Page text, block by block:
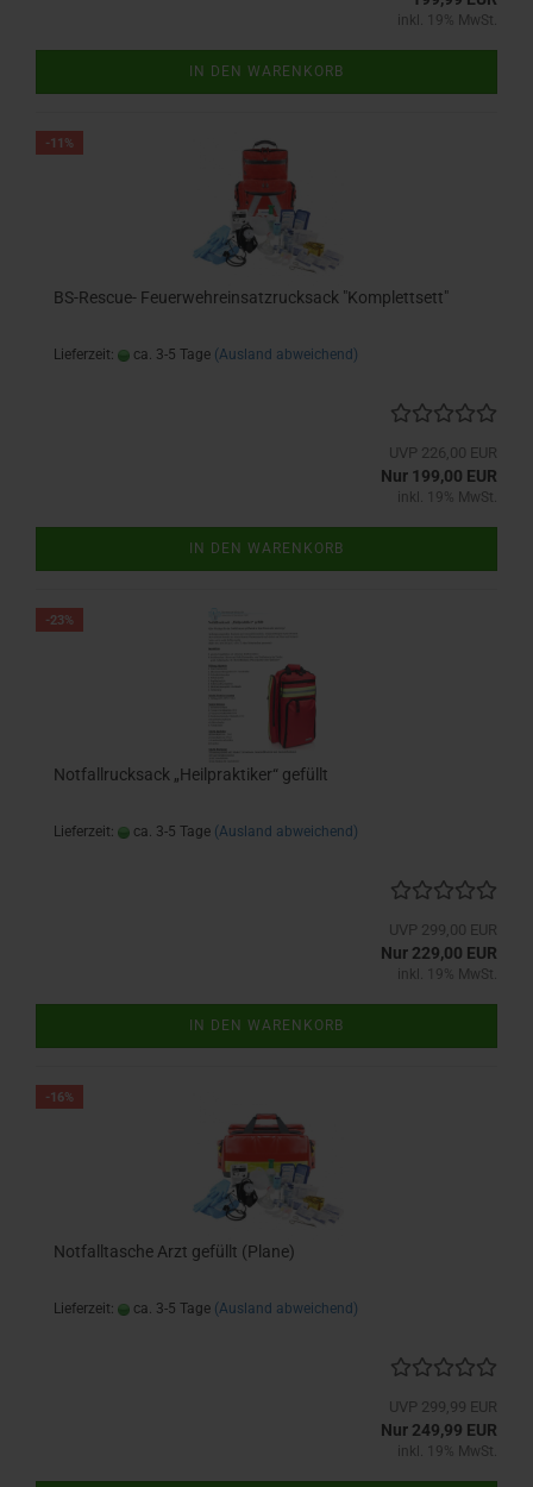
inkl. 19% MwSt.
IN DEN WARENKORB
-11%
BS-Rescue- Feuerwehreinsatzrucksack "Komplettsett"
Lieferzeit: ca. 3-5 Tage (Ausland abweichend)
UVP 226,00 EUR
Nur 199,00 EUR
inkl. 19% MwSt.
IN DEN WARENKORB
-23%
Notfallrucksack „Heilpraktiker“ gefüllt
Lieferzeit: ca. 3-5 Tage (Ausland abweichend)
UVP 299,00 EUR
Nur 229,00 EUR
inkl. 19% MwSt.
IN DEN WARENKORB
-16%
Notfalltasche Arzt gefüllt (Plane)
Lieferzeit: ca. 3-5 Tage (Ausland abweichend)
UVP 299,99 EUR
Nur 249,99 EUR
inkl. 19% MwSt.